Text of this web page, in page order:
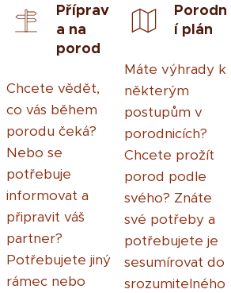
Příprav
a na
porod
Chcete vědět,
co vás během
porodu čeká?
Nebo se
potřebuje
informovat a
připravit váš
partner?
Potřebujete jiný
rámec nebo
Porodn
í plán
Máte výhrady k
některým
postupům v
porodnicích?
Chcete prožít
porod podle
svého? Znáte
své potřeby a
potřebujete je
sesumírovat do
srozumitelného